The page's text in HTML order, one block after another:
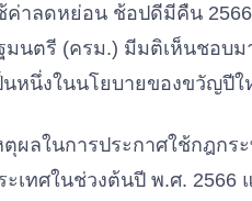
ค่าลดหย่อน ช้อปดีมีคืน
มนตรี (ครม.) มีมติเห็นชอบม
นหนึ่งในนโยบายของขวัญปี
ตุผลในการประกาศใช้กฎก
ะเทศในช่วงต้นปี พ.ศ. 2566